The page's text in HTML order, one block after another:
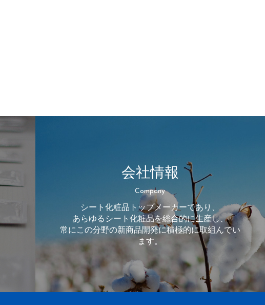
会社情報
Company
シート化粧品トップメーカーであり、
あらゆるシート化粧品を総合的に生産し、
常にこの分野の新商品開発に積極的に取組んでい
ます。